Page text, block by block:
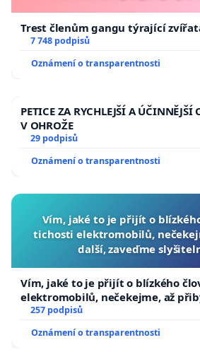
Trest členům gangu týrající
7 748 podpisů
Oznámení o transparentnosti
PETICE ZA RYCHLEJŠÍ A ÚČINNĚJŠÍ
V OHROŽE
29 podpisů
Oznámení o transparentnosti
Vím, jaké to je přijít o
tichosti elektromobilů,
další, zaveďme
Vím, jaké to je přijít o blízkého
elektromobilů, nečekejme, až
zaveďme slyšitelná auta!
257 podpisů
Oznámení o transparentnosti